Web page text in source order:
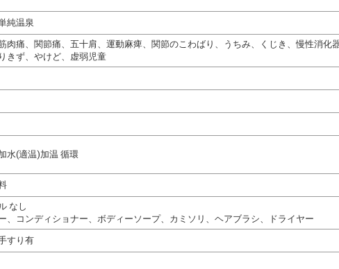
純温泉
肉痛、関節痛、五十肩、運動麻痺、関節のこわばり、うちみ、くじき、慢性消化
きず、やけど、虚弱児童
水(適温)加温 循環
なし
、コンディショナー、ボディーソープ、カミソリ、ヘアブラシ、ドライヤー
すり有